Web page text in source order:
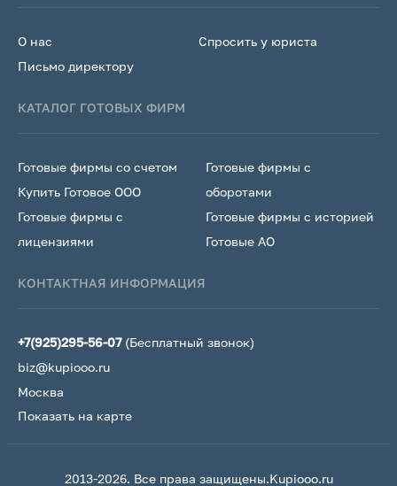
О нас
Спросить у юриста
Письмо директору
КАТАЛОГ ГОТОВЫХ ФИРМ
Готовые фирмы со счетом
Купить Готовое ООО
Готовые фирмы с
лицензиями
Готовые фирмы с
оборотами
Готовые фирмы с историей
Готовые АО
КОНТАКТНАЯ ИНФОРМАЦИЯ
+7(925)295-56-07(Бесплатный звонок)
biz@kupiooo.ru
Москва
Показать на карте
2013-2026. Все права защищены.Kupiooo.ru